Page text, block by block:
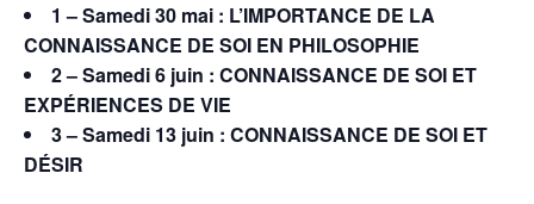
1 – Samedi 30 mai : L’IMPORTANCE DE LA
CONNAISSANCE DE SOI EN PHILOSOPHIE
2 – Samedi 6 juin : CONNAISSANCE DE SOI ET
EXPÉRIENCES DE VIE
3 – Samedi 13 juin : CONNAISSANCE DE SOI ET
DÉSIR